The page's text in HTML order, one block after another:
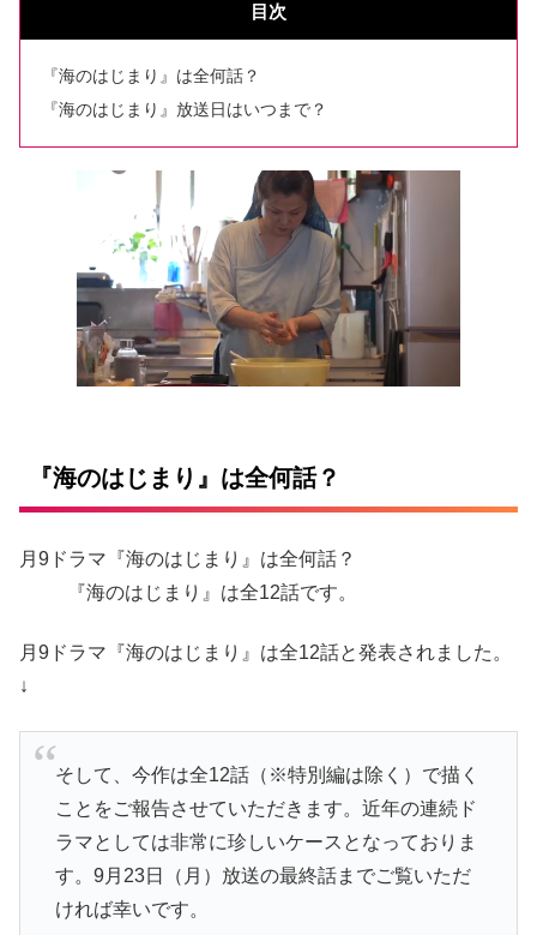
目次
『海のはじまり』は全何話？
『海のはじまり』放送日はいつまで？
『海のはじまり』は全何話？
月9ドラマ『海のはじまり』は全何話？
『海のはじまり』は全12話です。
月9ドラマ『海のはじまり』は全12話と発表されました。
↓
そして、今作は全12話（※特別編は除く）で描く
ことをご報告させていただきます。近年の連続ド
ラマとしては非常に珍しいケースとなっておりま
す。9月23日（月）放送の最終話までご覧いただ
ければ幸いです。